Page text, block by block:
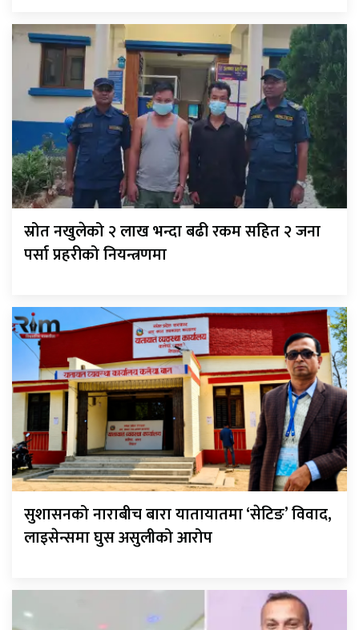
स्रोत नखुलेको २ लाख भन्दा बढी रकम सहित २ जना
पर्सा प्रहरीको नियन्त्रणमा
सुशासनको नाराबीच बारा यातायातमा ‘सेटिङ’ विवाद,
लाइसेन्समा घुस असुलीको आरोप